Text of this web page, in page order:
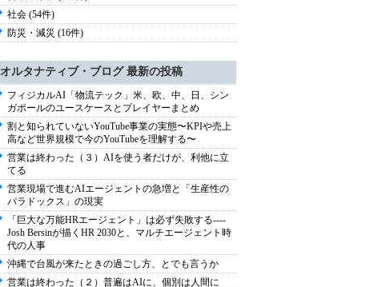
社会 (54件)
防災・減災 (16件)
オルタナティブ・ブログ 最新の投稿
フィジカルAI「物流テック」米、欧、中、日、シン
ガポールのユースケースとプレイヤーまとめ
割と知られていないYouTube事業の実態〜KPIや売上
高など世界規模で今のYouTubeを理解する〜
営業は終わった（３）AIを使う者だけが、利他に立
てる
営業現場で進むAIエージェントの急増と「生産性の
パラドックス」の現実
「巨大な万能HRエージェント」は必ず失敗する----
Josh Bersinが描くHR 2030と、マルチエージェント時
代の人事
沖縄で台風が来たときの過ごし方、とでも言うか
営業は終わった（２）普遍はAIに、個別は人間に